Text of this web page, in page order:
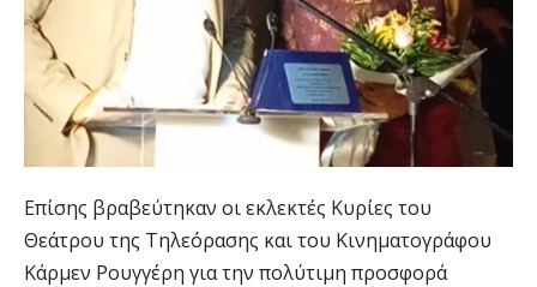
Επίσης βραβεύτηκαν οι εκλεκτές Κυρίες του
Θεάτρου της Τηλεόρασης και του Κινηματογράφου
Κάρμεν Ρουγγέρη για την πολύτιμη προσφορά